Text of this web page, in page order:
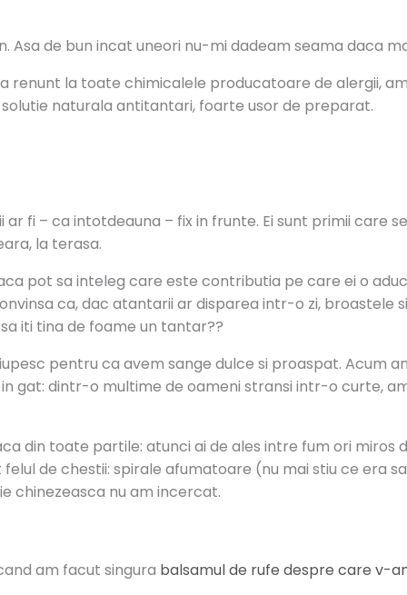
Asa de bun incat uneori nu-mi dadeam seama daca
renunt la toate chimicalele producatoare de alergii,
naturala antitantari, foarte usor de preparat.
fi – ca intotdeauna – fix in frunte. Ei sunt primii care
la terasa.
pot sa inteleg care este contributia pe care ei o
ca, dac atantarii ar disparea intr-o zi,
iti tina de foame un tantar??
pentru ca avem sange dulce si proaspat. Acum
gat: dintr-o multime de oameni stransi intr-o curte,
din toate partile: atunci ai de ales intre fum ori miros
de chestii: spirale afumatoare (nu mai stiu ce era
chinezeasca nu am incercat.
am facut singura balsamul de rufe despre care v-